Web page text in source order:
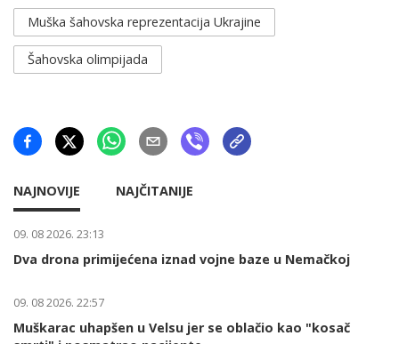
Muška šahovska reprezentacija Ukrajine
Šahovska olimpijada
NAJNOVIJE NAJČITANIJE
09. 08 2026. 23:13
Dva drona primijećena iznad vojne baze u Nemačkoj
09. 08 2026. 22:57
Muškarac uhapšen u Velsu jer se oblačio kao "kosač